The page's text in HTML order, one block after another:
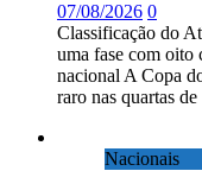
07/08/2026 0
Classificação do
uma fase com oito
nacional A Copa
raro nas quartas de
Nacionais